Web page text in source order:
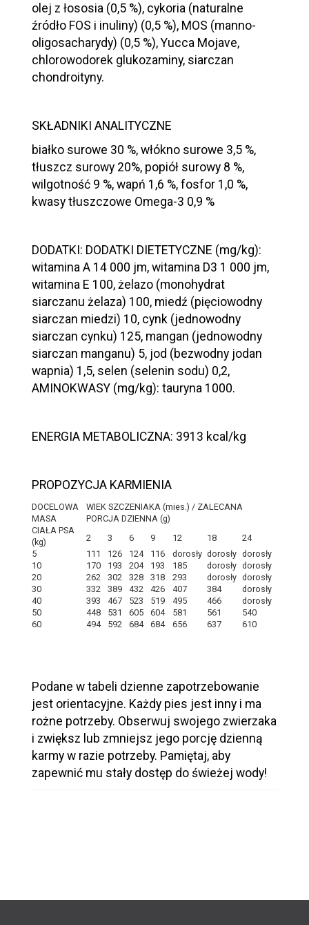
olej z łososia (0,5 %), cykoria (naturalne
źródło FOS i inuliny) (0,5 %), MOS (manno-
oligosacharydy) (0,5 %), Yucca Mojave,
chlorowodorek glukozaminy, siarczan
chondroityny.
SKŁADNIKI ANALITYCZNE
białko surowe 30 %, włókno surowe 3,5 %,
tłuszcz surowy 20%, popiół surowy 8 %,
wilgotność 9 %, wapń 1,6 %, fosfor 1,0 %,
kwasy tłuszczowe Omega-3 0,9 %
DODATKI: DODATKI DIETETYCZNE (mg/kg):
witamina A 14 000 jm, witamina D3 1 000 jm,
witamina E 100, żelazo (monohydrat
siarczanu żelaza) 100, miedź (pięciowodny
siarczan miedzi) 10, cynk (jednowodny
siarczan cynku) 125, mangan (jednowodny
siarczan manganu) 5, jod (bezwodny jodan
wapnia) 1,5, selen (selenin sodu) 0,2,
AMINOKWASY (mg/kg): tauryna 1000.
ENERGIA METABOLICZNA: 3913 kcal/kg
PROPOZYCJA KARMIENIA
DOCELOWA
MASA
CIAŁA PSA
(kg)
WIEK SZCZENIAKA (mies.) / ZALECANA
PORCJA DZIENNA (g)
2
3 6 9 12 18
24
5
111 126 124 116 dorosły dorosły dorosły
10
170 193 204 193 185 dorosły dorosły
20
262 302 328 318 293 dorosły dorosły
30
332 389 432 426 407 384
dorosły
40
393 467 523 519 495 466
dorosły
50
448 531 605 604 581 561
540
60
494 592 684 684 656 637 610
Podane w tabeli dzienne zapotrzebowanie
jest orientacyjne. Każdy pies jest inny i ma
rożne potrzeby. Obserwuj swojego zwierzaka
i zwiększ lub zmniejsz jego porcję dzienną
karmy w razie potrzeby. Pamiętaj, aby
zapewnić mu stały dostęp do świeżej wody!